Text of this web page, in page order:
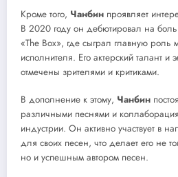
Кроме того, Чанбин проявляет
В 2020 году он дебютировал на
«The Box», где сыграл главную роль
исполнителя. Его актерский талант
отмечены зрителями и критиками.
В дополнение к этому, Чанбин
различными песнями и
индустрии. Он активно участвует в
для своих песен, что делает его не
но и успешным автором песен.